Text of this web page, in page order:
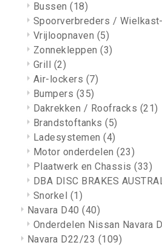
Bussen(18)
Spoorverbreders /
Vrijloopnaven (5)
Zonnekleppen(3)
Grill (2)
Air-lockers (7)
Bumpers (35)
Dakrekken / Roofracks (21)
Brandstoftanks(5)
Ladesystemen(4)
Motor onderdelen(23)
Plaatwerk en Chassis(33)
DBA DISC BRAKES
Snorkel (1)
Navara D40(40)
Onderdelen Nissan Navara
Navara D22/23 (109)